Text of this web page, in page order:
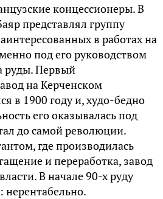
концессионеры. В
представлял группу
в работах на
под его руководством
руды. Первый
на Керченском
в 1900 году и, худо-бедно
его оказывалась под
до самой революции.
где производилась
и переработка, завод
В начале 90-х руду
нерентабельно.